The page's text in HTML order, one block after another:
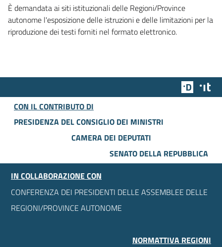
È demandata ai siti istituzionali delle Regioni/Province
autonome l'esposizione delle istruzioni e delle limitazioni per la
riproduzione dei testi forniti nel formato elettronico.
Team
CON IL CONTRIBUTO DI
PRESIDENZA DEL CONSIGLIO DEI MINISTRI
CAMERA DEI DEPUTATI
SENATO DELLA REPUBBLICA
IN COLLABORAZIONE CON
CONFERENZA DEI PRESIDENTI DELLE ASSEMBLEE DELLE
REGIONI/PROVINCE AUTONOME
NORMATTIVA REGIONI